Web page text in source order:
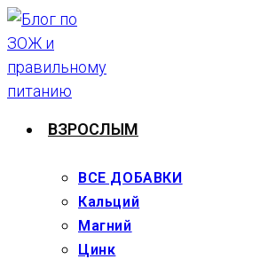
Перейти
к
содержимому
ВЗРОСЛЫМ
ВСЕ ДОБАВКИ
Кальций
Магний
Цинк